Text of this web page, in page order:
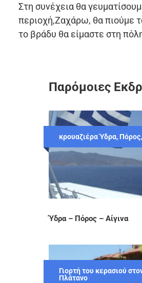
Στη συνέχεια θα
περιοχή,Ζαχάρω, θα πιούμε
το βράδυ θα είμαστε στη
Παρόμοιες
κρουαζιέρα Ύδρα, Πόρος,
Ύδρα – Πόρος – Αίγινα
Γιορτή του κερασιού
Πλάτανο